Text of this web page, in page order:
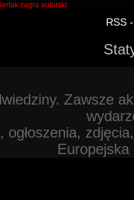
zagra autorski
RSS
Zawsze
ogłoszenia,